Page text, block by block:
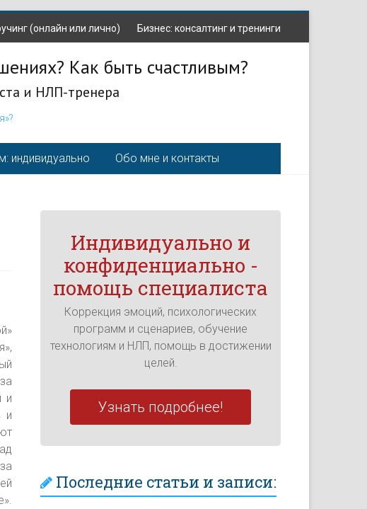
(онлайн или лично) Бизнес: консалтинг и тренинги
Как быть счастливым?
и НЛП-тренера
индивидуально Обо мне и контакты
и
и
Индивидуально и
конфиденциально -
помощь специалиста
Коррекция эмоций, психологических
программ и сценариев, обучение
технологиям и НЛП, помощь в достижении
целей.
Узнать подробнее!
Последние статьи и записи: